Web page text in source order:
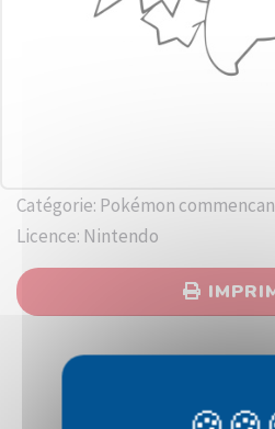
Catégorie: Pokémon
Licence: Nintendo